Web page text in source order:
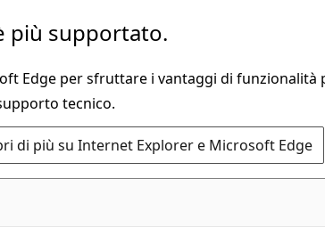
più supportato.
Edge per sfruttare i vantaggi di funzionalità
tecnico.
di più su Internet Explorer e Microsoft Edge